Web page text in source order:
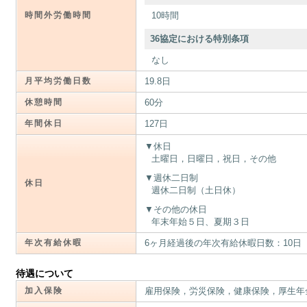
時間外労働時間 10時間
36協定における特別条項
なし
月平均労働日数 19.8日
休憩時間 60分
年間休日 127日
休日
休日
土曜日，日曜日，祝日，その他
週休二日制
週休二日制（土日休）
その他の休日
年末年始５日、夏期３日
年次有給休暇 6ヶ月経過後の年次有給休暇日数：10日
待遇について
加入保険 雇用保険，労災保険，健康保険，厚生年